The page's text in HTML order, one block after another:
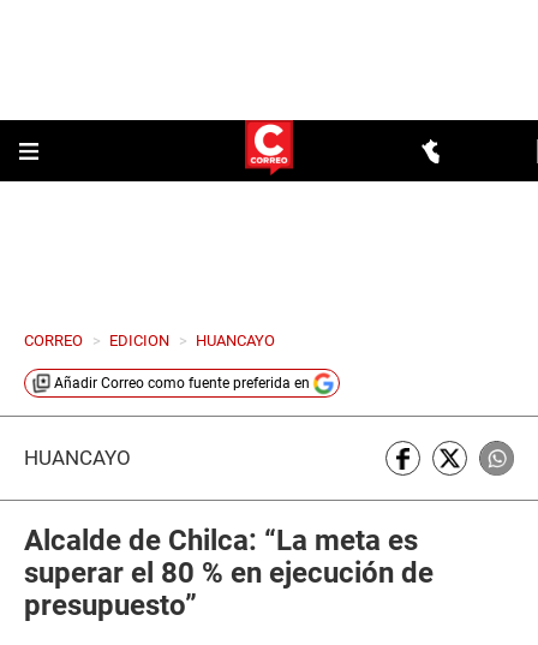
CORREO > EDICION > HUANCAYO
Añadir Correo como fuente preferida en
HUANCAYO
Alcalde de Chilca: “La meta es
superar el 80 % en ejecución de
presupuesto”